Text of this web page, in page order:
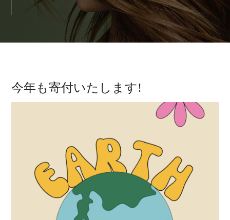
今年も寄付いたします!